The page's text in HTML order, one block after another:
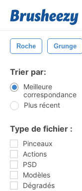
Roche Grunge
Trier par:
Meilleure
correspondance
Plus récent
Type de fichier :
Pinceaux
Actions
PSD
Modèles
Dégradés